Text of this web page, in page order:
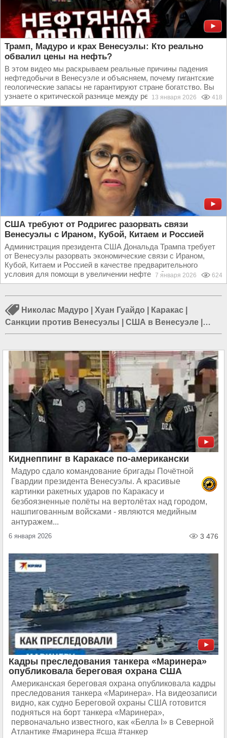
Трамп, Мадуро и крах Венесуэлы: Кто реально
обвалил цены на нефть?
В этом видео мы раскрываем реальные причины падения
нефтедобычи в Венесуэле и объясняем, почему гигантские
геологические запасы не гарантируют стране богатство. Вы
узнаете о критической разнице между ресурсами...
13 января 2026 418
США требуют от Родригес разорвать связи
Венесуэлы с Ираном, Кубой, Китаем и Россией
Администрация президента США Дональда Трампа требует
от Венесуэлы разорвать экономические связи с Ираном,
Кубой, Китаем и Россией в качестве предварительного
условия для помощи в увеличении нефтедобычи в...
7 января 2026 624
Николас Мадуро Хуан Гуайдо Каракас
Санкции против Венесуэлы
США в Венесуэле
Россия и Венесуэла|Покушение на Мадуро|
в Венесуэле |Уго Чавес|PDVSA
Киднеппинг в Каракасе по-американски
Мадуро сдало командование бригады Почётной
Гвардии президента Венесуэлы. А красивые
картинки ракетных ударов по Каракасу и
безбоязненные полёты на вертолётах над городом,
нашпигованным войсками - являются медийным
антуражем...
6 января 2026 3 476
Кадры преследования танкера «Маринера»
опубликовала береговая охрана США
Американская береговая охрана опубликовала кадры
преследования танкера «Маринера». На видеозаписи
видно, как судно Береговой охраны США готовится
подняться на борт танкера «Маринера»,
первоначально известного, как «Белла I» в Северной
Атлантике #маринера #сша #танкер